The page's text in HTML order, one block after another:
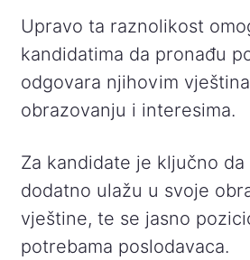
Upravo ta raznolikost
kandidatima da pronađu
odgovara njihovim
obrazovanju i interesima.
Za kandidate je ključno
dodatno ulažu u svoje
vještine, te se jasno
potrebama poslodavaca.